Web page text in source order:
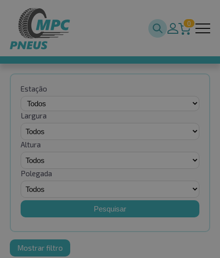
0
Estação
Largura
Altura
Polegada
Pesquisar
Mostrar filtro